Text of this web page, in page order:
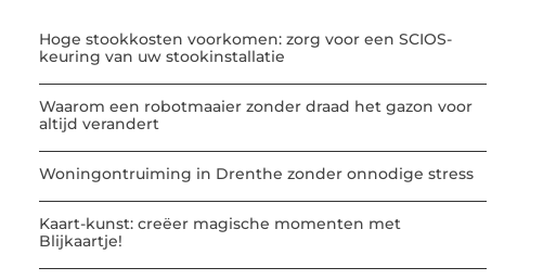
Hoge stookkosten voorkomen: zorg voor een SCIOS-
keuring van uw stookinstallatie
Waarom een robotmaaier zonder draad het gazon voor
altijd verandert
Woningontruiming in Drenthe zonder onnodige stress
Kaart-kunst: creëer magische momenten met
Blijkaartje!